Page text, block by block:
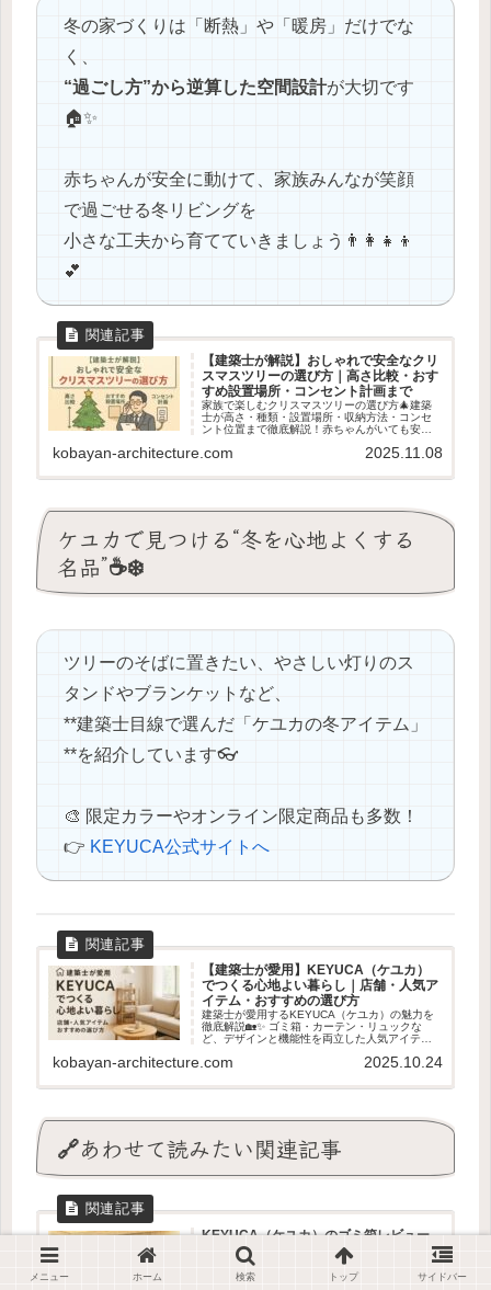
冬の家づくりは「断熱」や「暖房」だけでな
く、
“過ごし方”から逆算した空間設計が大切です
🏠✨
赤ちゃんが安全に動けて、家族みんなが笑顔
で過ごせる冬リビングを
小さな工夫から育てていきましょう👨‍👩‍👧‍👦
💕
【建築士が解説】おしゃれで安全なクリ
スマスツリーの選び方｜高さ比較・おす
すめ設置場所・コンセント計画まで
家族で楽しむクリスマスツリーの選び方🎄建築
士が高さ・種類・設置場所・収納方法・コンセ
ント位置まで徹底解説！赤ちゃんがいても安心
kobayan-architecture.com 2025.11.08
ケユカで見つける“冬を心地よくする
名品”☕️❄️
ツリーのそばに置きたい、やさしい灯りのス
タンドやブランケットなど、
**建築士目線で選んだ「ケユカの冬アイテム」
**を紹介しています👓
🎨 限定カラーやオンライン限定商品も多数！
👉 KEYUCA公式サイトへ
【建築士が愛用】KEYUCA（ケユカ）
でつくる心地よい暮らし｜店舗・人気ア
イテム・おすすめの選び方
建築士が愛用するKEYUCA（ケユカ）の魅力を
徹底解説🏡✨ ゴミ箱・カーテン・リュックな
ど、デザインと機能性を両立した人気アイテム
方”もわかります🌿
kobayan-architecture.com 2025.10.24
🔗あわせて読みたい関連記事
KEYUCA（ケユカ）のゴミ箱レビュー
｜おしゃれで使いやすい人気モデルを建
築士が徹底解説
「KEYUCA（ケユカ）のゴミ箱を建築士が徹底
メニュー ホーム 検索 トップ サイドバー